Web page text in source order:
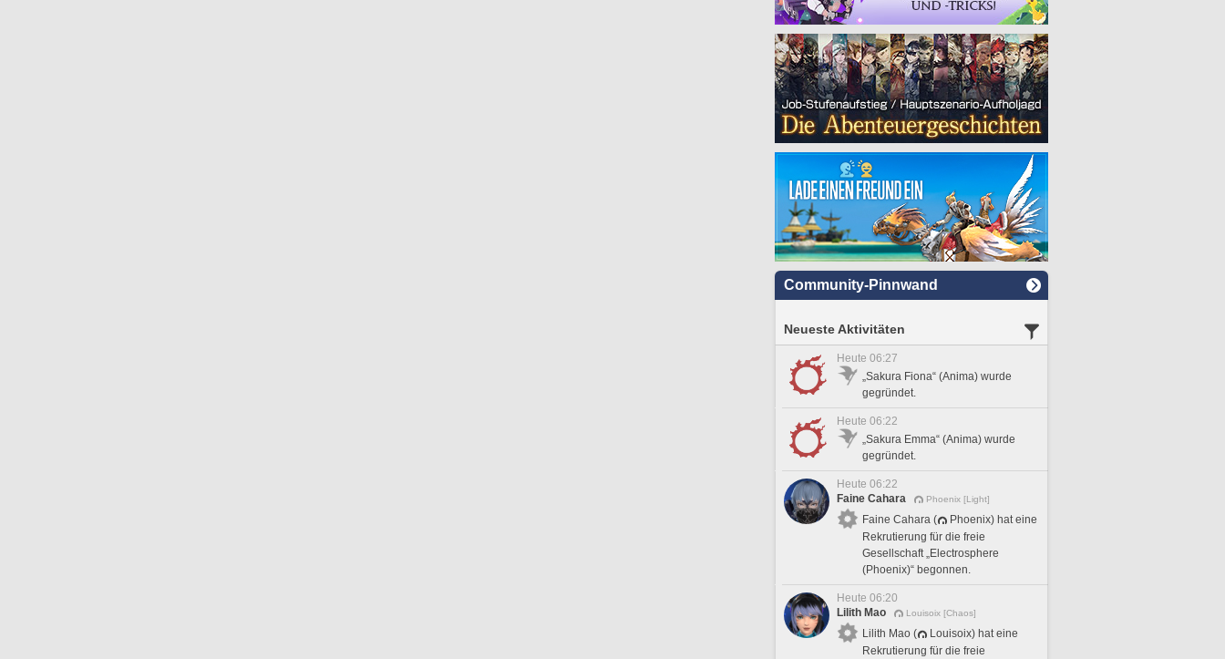
Community-Pinnwand
Neueste Aktivitäten
Heute 06:27
„Sakura Fiona“ (Anima) wurde
gegründet.
Heute 06:22
„Sakura Emma“ (Anima) wurde
gegründet.
Heute 06:22
Faine Cahara
Phoenix [Light]
Faine Cahara (
Phoenix) hat eine
Rekrutierung für die freie
Gesellschaft „Electrosphere
(Phoenix)“ begonnen.
Heute 06:20
Lilith Mao
Louisoix [Chaos]
Lilith Mao (
Louisoix) hat eine
Rekrutierung für die freie